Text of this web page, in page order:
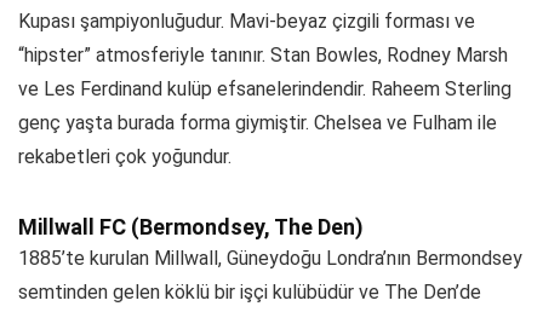
Kupası şampiyonluğudur. Mavi-beyaz çizgili forması ve
“hipster” atmosferiyle tanınır. Stan Bowles, Rodney Marsh
ve Les Ferdinand kulüp efsanelerindendir. Raheem Sterling
genç yaşta burada forma giymiştir. Chelsea ve Fulham ile
rekabetleri çok yoğundur.
Millwall FC (Bermondsey, The Den)
1885’te kurulan Millwall, Güneydoğu Londra’nın Bermondsey
semtinden gelen köklü bir işçi kulübüdür ve The Den’de